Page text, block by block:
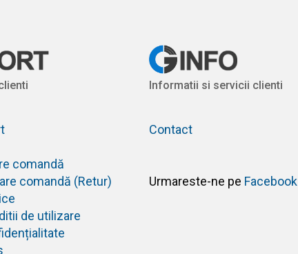
comandă
comandă (Retur)
de utilizare
Informatii si servicii clienti
Contact
Urmareste-ne pe Facebook